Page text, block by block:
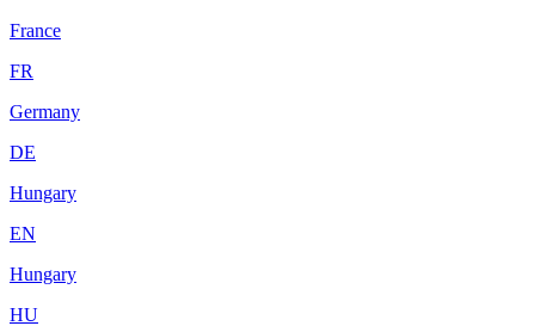
France
FR
Germany
DE
Hungary
EN
Hungary
HU